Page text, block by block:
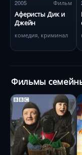
2005 Фильм
Аферисты Дик и
Джейн
комедия, криминал
Фильмы